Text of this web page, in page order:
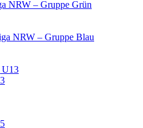
NRW – Gruppe Grün
NRW – Gruppe Blau
U13